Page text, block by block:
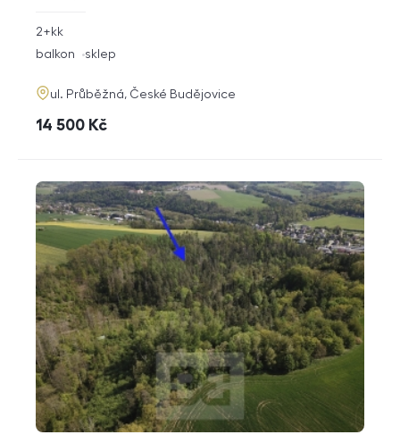
rozměry
dispozice
2+kk
funkce
balkon sklep
adresa
ul. Průběžná, České Budějovice
cena
14 500 Kč